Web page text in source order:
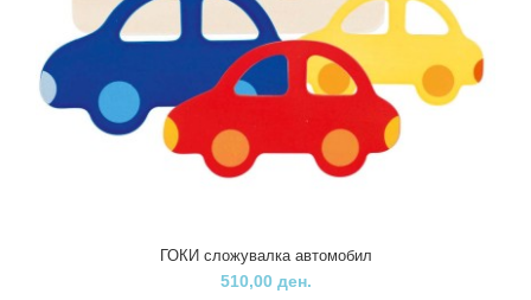
ГОКИ сложувалка автомобил
510,00 ден.